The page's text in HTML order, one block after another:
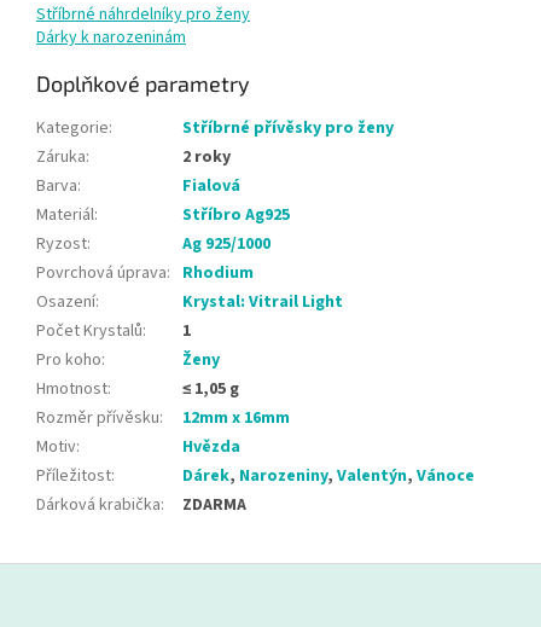
Stříbrné náhrdelníky pro ženy
Dárky k narozeninám
Doplňkové parametry
Kategorie:
Stříbrné přívěsky pro ženy
Záruka:
2 roky
Barva:
Fialová
Materiál:
Stříbro Ag925
Ryzost:
Ag 925/1000
Povrchová úprava: Rhodium
Osazení:
Krystal: Vitrail Light
Počet Krystalů:
1
Pro koho:
Ženy
Hmotnost:
≤ 1,05 g
Rozměr přívěsku:
12mm x 16mm
Motiv:
Hvězda
Příležitost: Dárek, Narozeniny, Valentýn, Vánoce
Dárková krabička: ZDARMA